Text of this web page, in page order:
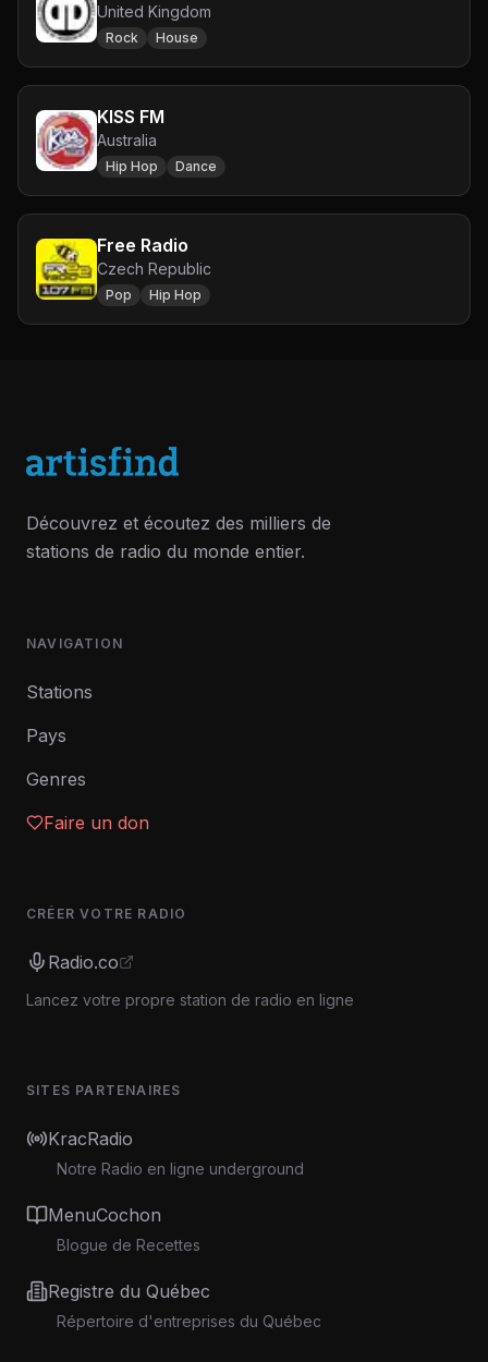
United Kingdom
Rock House
KISS FM
Australia
Hip Hop Dance
Free Radio
Czech Republic
Pop Hip Hop
Découvrez et écoutez des milliers de
stations de radio du monde entier.
NAVIGATION
Stations
Pays
Genres
Faire un don
CRÉER VOTRE RADIO
Radio.co
Lancez votre propre station de radio en ligne
SITES PARTENAIRES
KracRadio
Notre Radio en ligne underground
MenuCochon
Blogue de Recettes
Registre du Québec
Répertoire d'entreprises du Québec